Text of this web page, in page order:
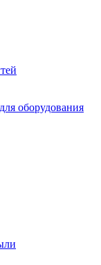
оборудования